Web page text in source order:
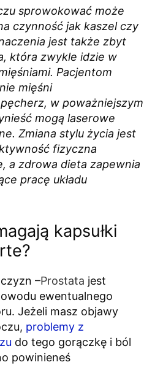
sprowokować może
czynność jak kaszel czy
jest także zbyt
która zwykle idzie w
Pacjentom
mięśni
w poważniejszym
mogą laserowe
Zmiana stylu życia jest
fizyczna
a zdrowa dieta zapewnia
pracę układu
kapsułki
–Prostata jest
ewentualnego
Jeżeli masz objawy
problemy z
do tego gorączkę i ból
powinieneś